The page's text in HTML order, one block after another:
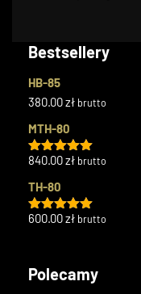
Bestsellery
HB-85
380.00zł brutto
MTH-80
Oceniono
840.00zł brutto
TH-80
Oceniono
600.00zł brutto
Polecamy